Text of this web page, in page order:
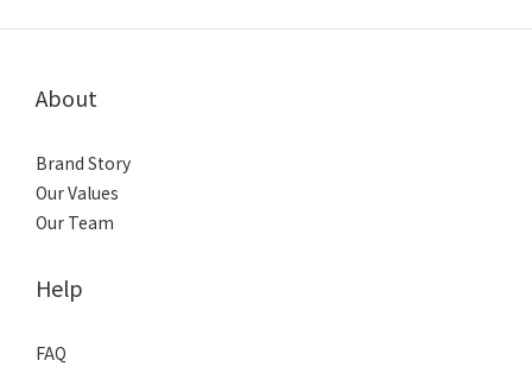
About
Brand Story
Our Values
Our Team
Help
FAQ